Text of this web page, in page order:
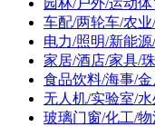
园林/户外/运动
车配/两轮车/农
电力/照明/新能源
家居/酒店/家具/
食品饮料/海事/
无人机/实验室/
玻璃门窗/化工/